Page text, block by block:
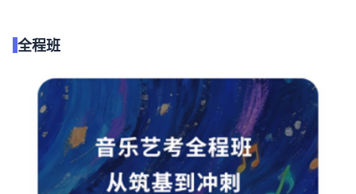
全程班